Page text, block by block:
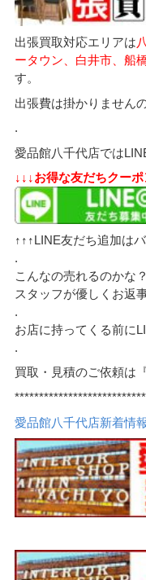
出張買取対応エリアは
ータウン、白井市、船
す。
出張費は掛かりません
.
愛品館八千代店では
↓↓↓お得な友だちクー
↑↑↑LINE友だち追加は
.
こんなの売れるのかな
スタッフが優しくお返
.
お店に持ってくる前に
.
買取・見積のご依頼は
愛品館八千代店新着情